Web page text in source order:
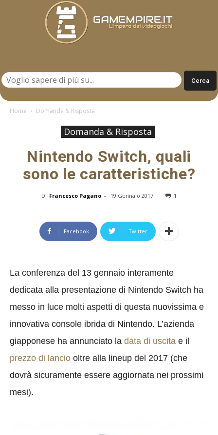
Home Domanda & Risposta
Domanda & Risposta
Nintendo Switch, quali
sono le caratteristiche?
Di Francesco Pagano - 19 Gennaio 2017 1
Facebook Twitter
La conferenza del 13 gennaio interamente
dedicata alla presentazione di Nintendo Switch ha
messo in luce molti aspetti di questa nuovissima e
innovativa console ibrida di Nintendo. L’azienda
giapponese ha annunciato la data di uscita e il
prezzo di lancio oltre alla lineup del 2017 (che
dovrà sicuramente essere aggiornata nei prossimi
mesi).